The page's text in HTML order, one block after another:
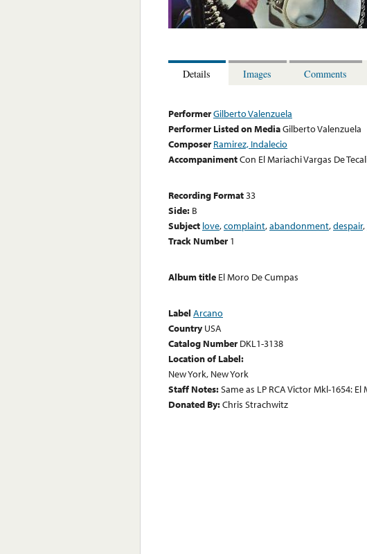
Details Images Comments
PerformerGilberto Valenzuela
Performer Listed on MediaGilberto Valenzuela
Composer Ramirez, Indalecio
AccompanimentCon El Mariachi Vargas De
Recording Format33
Side: B
Subject love,complaint,abandonment,despair,
Track Number 1
Album title El Moro De Cumpas
Label Arcano
Country USA
Catalog Number DKL1-3138
Location of Label:
New York, New York
Staff Notes:Same as LP RCA Victor Mkl-1654:
Donated By:Chris Strachwitz